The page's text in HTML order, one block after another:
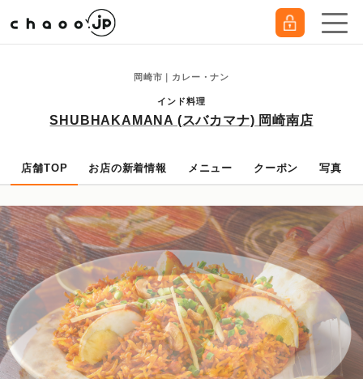
岡崎市｜カレー・ナン
インド料理
SHUBHAKAMANA (スバカマナ) 岡崎南店
店舗TOP お店の新着情報 メニュー クーポン 写真